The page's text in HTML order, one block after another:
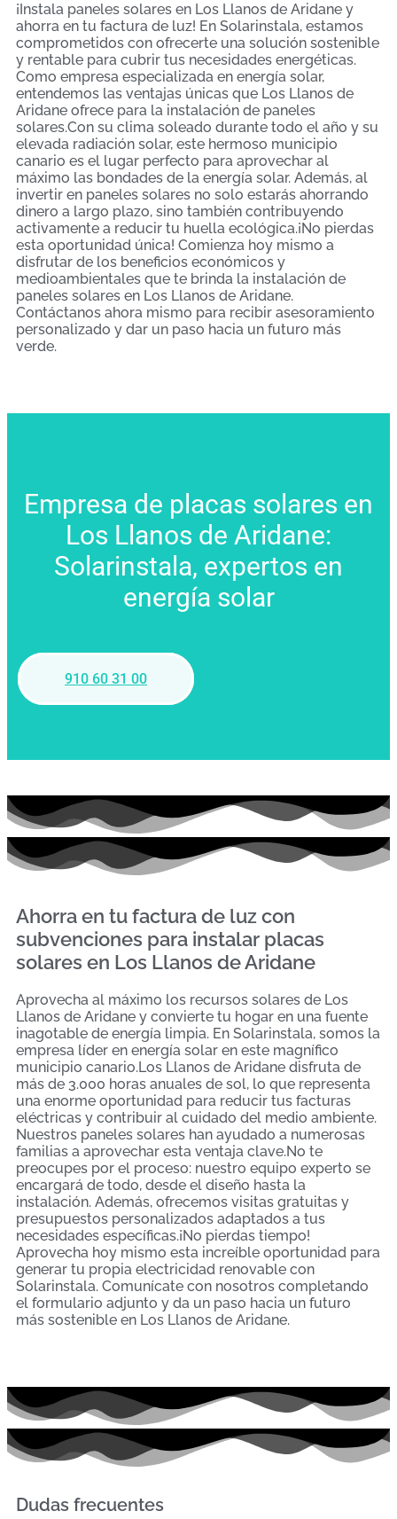
¡Instala paneles solares en Los Llanos de Aridane y
ahorra en tu factura de luz! En Solarinstala, estamos
comprometidos con ofrecerte una solución sostenible
y rentable para cubrir tus necesidades energéticas.
Como empresa especializada en energía solar,
entendemos las ventajas únicas que Los Llanos de
Aridane ofrece para la instalación de paneles
solares.Con su clima soleado durante todo el año y su
elevada radiación solar, este hermoso municipio
canario es el lugar perfecto para aprovechar al
máximo las bondades de la energía solar. Además, al
invertir en paneles solares no solo estarás ahorrando
dinero a largo plazo, sino también contribuyendo
activamente a reducir tu huella ecológica.¡No pierdas
esta oportunidad única! Comienza hoy mismo a
disfrutar de los beneficios económicos y
medioambientales que te brinda la instalación de
paneles solares en Los Llanos de Aridane.
Contáctanos ahora mismo para recibir asesoramiento
personalizado y dar un paso hacia un futuro más
verde.
Empresa de placas solares en
Los Llanos de Aridane:
Solarinstala, expertos en
energía solar
910 60 31 00
Ahorra en tu factura de luz con
subvenciones para instalar placas
solares en Los Llanos de Aridane
Aprovecha al máximo los recursos solares de Los
Llanos de Aridane y convierte tu hogar en una fuente
inagotable de energía limpia. En Solarinstala, somos la
empresa líder en energía solar en este magnífico
municipio canario.Los Llanos de Aridane disfruta de
más de 3.000 horas anuales de sol, lo que representa
una enorme oportunidad para reducir tus facturas
eléctricas y contribuir al cuidado del medio ambiente.
Nuestros paneles solares han ayudado a numerosas
familias a aprovechar esta ventaja clave.No te
preocupes por el proceso: nuestro equipo experto se
encargará de todo, desde el diseño hasta la
instalación. Además, ofrecemos visitas gratuitas y
presupuestos personalizados adaptados a tus
necesidades específicas.¡No pierdas tiempo!
Aprovecha hoy mismo esta increíble oportunidad para
generar tu propia electricidad renovable con
Solarinstala. Comunícate con nosotros completando
el formulario adjunto y da un paso hacia un futuro
más sostenible en Los Llanos de Aridane.
Dudas frecuentes